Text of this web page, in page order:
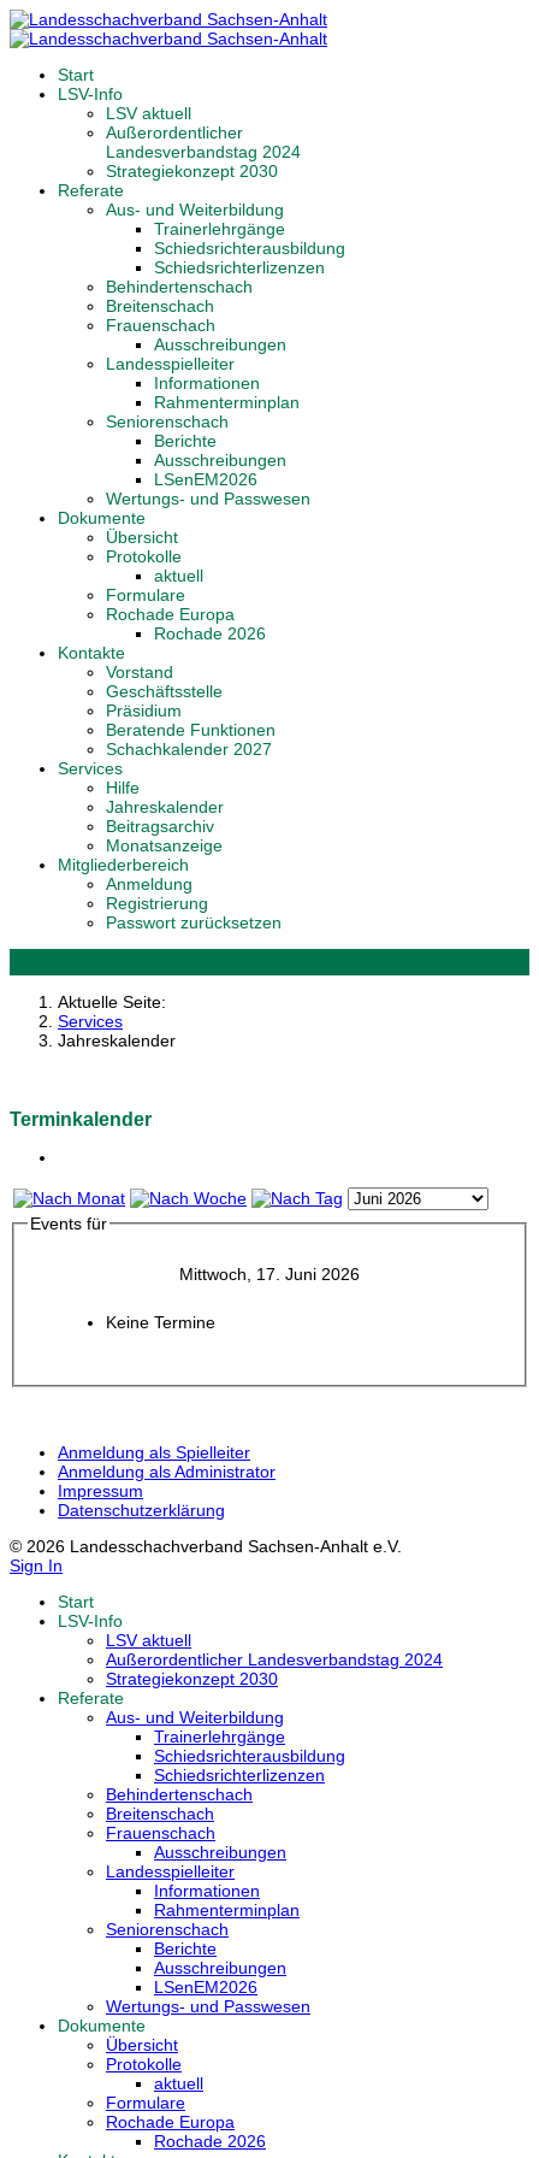
Start
LSV-Info
LSV aktuell
Außerordentlicher
Landesverbandstag 2024
Strategiekonzept 2030
Referate
Aus- und Weiterbildung
Trainerlehrgänge
Schiedsrichterausbildung
Schiedsrichterlizenzen
Behindertenschach
Breitenschach
Frauenschach
Ausschreibungen
Landesspielleiter
Informationen
Rahmenterminplan
Seniorenschach
Berichte
Ausschreibungen
LSenEM2026
Wertungs- und Passwesen
Dokumente
Übersicht
Protokolle
aktuell
Formulare
Rochade Europa
Rochade 2026
Kontakte
Vorstand
Geschäftsstelle
Präsidium
Beratende Funktionen
Schachkalender 2027
Services
Hilfe
Jahreskalender
Beitragsarchiv
Monatsanzeige
Mitgliederbereich
Anmeldung
Registrierung
Passwort zurücksetzen
Aktuelle Seite:
Services
Jahreskalender
Terminkalender
Events für
Mittwoch, 17. Juni 2026
Keine Termine
Anmeldung als Spielleiter
Anmeldung als Administrator
Impressum
Datenschutzerklärung
© 2026 Landesschachverband Sachsen-Anhalt e.V.
Sign In
Start
LSV-Info
LSV aktuell
Außerordentlicher Landesverbandstag 2024
Strategiekonzept 2030
Referate
Aus- und Weiterbildung
Trainerlehrgänge
Schiedsrichterausbildung
Schiedsrichterlizenzen
Behindertenschach
Breitenschach
Frauenschach
Ausschreibungen
Landesspielleiter
Informationen
Rahmenterminplan
Seniorenschach
Berichte
Ausschreibungen
LSenEM2026
Wertungs- und Passwesen
Dokumente
Übersicht
Protokolle
aktuell
Formulare
Rochade Europa
Rochade 2026